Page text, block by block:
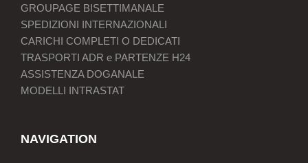
GROUPAGE BISETTIMANALE
SPEDIZIONI INTERNAZIONALI
CARICHI COMPLETI O DEDICATI
TRASPORTI ADR e PARTENZE H24
ASSISTENZA DOGANALE
MODELLI INTRASTAT
NAVIGATION